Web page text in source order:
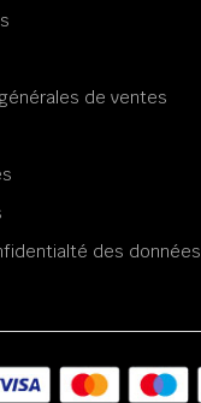
de ventes
des données